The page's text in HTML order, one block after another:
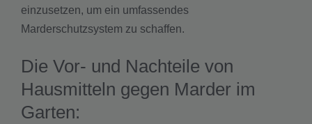
einzusetzen, um ein umfassendes
Marderschutzsystem zu schaffen.
Die Vor- und Nachteile von
Hausmitteln gegen Marder im
Garten: